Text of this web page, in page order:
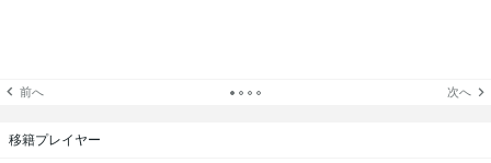
前へ 次へ
移籍プレイヤー